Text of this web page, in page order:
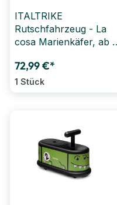
ITALTRIKE
Rutschfahrzeug - La
cosa Marienkäfer, ab 1
72,99 €*
1 Stück